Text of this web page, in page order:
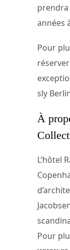
prendra
années
Pour
sly
À
L’hôtel
Pour